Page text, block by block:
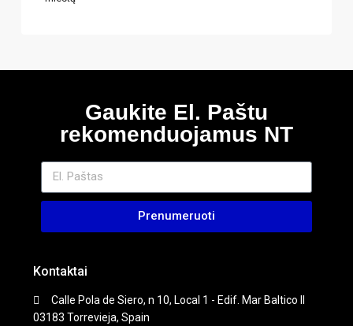
Gaukite El. Paštu
rekomenduojamus NT
Prenumeruoti
Kontaktai
Calle Pola de Siero, n 10, Local 1 - Edif. Mar Baltico II
03183 Torrevieja, Spain